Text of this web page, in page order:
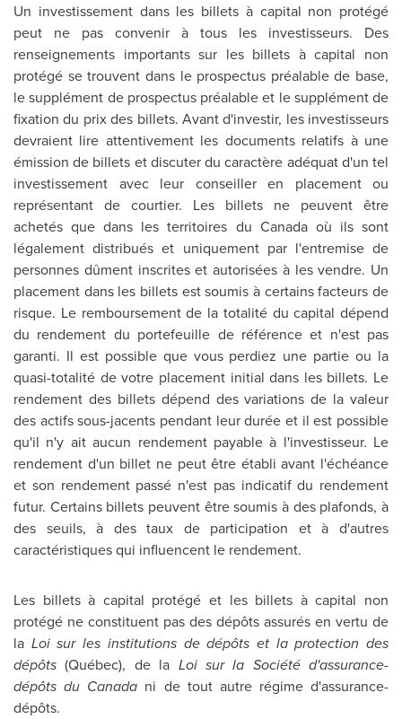
Un investissement dans les billets à capital non protégé
peut ne pas convenir à tous les investisseurs. Des
renseignements importants sur les billets à capital non
protégé se trouvent dans le prospectus préalable de base,
le supplément de prospectus préalable et le supplément de
fixation du prix des billets. Avant d'investir, les investisseurs
devraient lire attentivement les documents relatifs à une
émission de billets et discuter du caractère adéquat d'un tel
investissement avec leur conseiller en placement ou
représentant de courtier. Les billets ne peuvent être
achetés que dans les territoires du Canadaoù ils sont
légalement distribués et uniquement par l'entremise de
personnes dûment inscrites et autorisées à les vendre. Un
placement dans les billets est soumis à certains facteurs de
risque. Le remboursement de la totalité du capital dépend
du rendement du portefeuille de référence et n'est pas
garanti. Il est possible que vous perdiez une partie ou la
quasi-totalité de votre placement initial dans les billets. Le
rendement des billets dépend des variations de la valeur
des actifs sous-jacents pendant leur durée et il est possible
qu'il n'y ait aucun rendement payable à l'investisseur. Le
rendement d'un billet ne peut être établi avant l'échéance
et son rendement passé n'est pas indicatif du rendement
futur. Certains billets peuvent être soumis à des plafonds, à
des seuils, à des taux de participation et à d'autres
caractéristiques qui influencent le rendement.
Les billets à capital protégé et les billets à capital non
protégé ne constituent pas des dépôts assurés en vertu de
la Loi sur les institutions de dépôts et la protection des
dépôts (Québec), de la Loi sur la Société d'assurance-
dépôts du Canada ni de tout autre régime d'assurance-
dépôts.